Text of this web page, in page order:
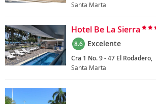
Santa Marta
Hotel Be La Sierra
8.6 Excelente
Cra 1 No. 9 - 47 El Rodadero,
Santa Marta